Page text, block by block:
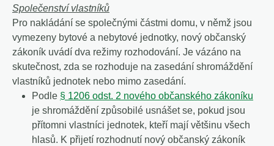
Společenství vlastníků
Pro nakládání se společnými částmi domu, v němž jsou
vymezeny bytové a nebytové jednotky, nový občanský
zákoník uvádí dva režimy rozhodování. Je vázáno na
skutečnost, zda se rozhoduje na zasedání shromáždění
vlastníků jednotek nebo mimo zasedání.
Podle § 1206 odst. 2 nového občanského zákoníku
je shromáždění způsobilé usnášet se, pokud jsou
přítomni vlastníci jednotek, kteří mají většinu všech
hlasů. K přijetí rozhodnutí nový občanský zákoník